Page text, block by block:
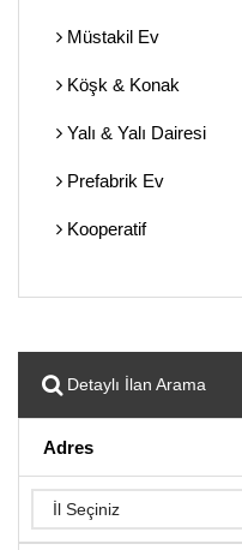
Müstakil Ev
Köşk & Konak
Yalı & Yalı Dairesi
Prefabrik Ev
Kooperatif
Detaylı İlan Arama
Adres